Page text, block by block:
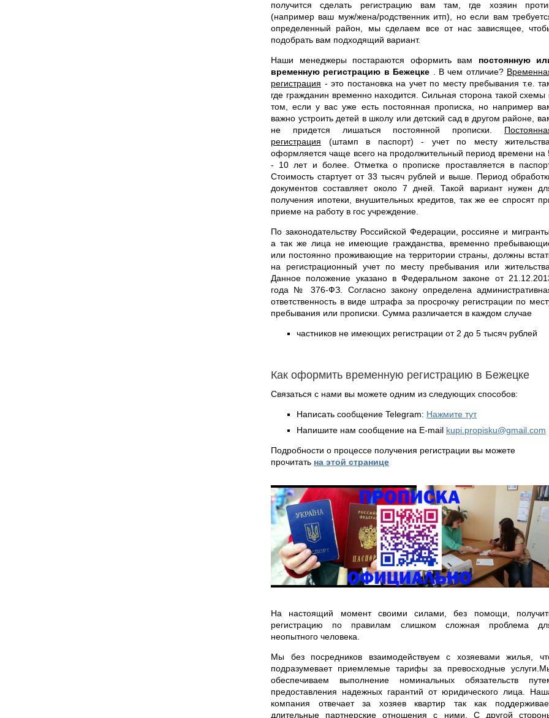
получится сделать регистрацию вам там, где хозяин
(например ваш муж/жена/родственник итп), но если вам
определенный район, мы сделаем все от нас зависящее,
подобрать вам подходящий вариант.
Наши менеджеры постараются оформить вам постоянную
временную регистрацию в Бежецке
. В чем отличие?
регистрация - это постановка на учет по месту пребывания т.е.
где гражданин временно находится. Сильная сторона такой схемы
том, если у вас уже есть постоянная прописка, но например
важно устроить детей в школу или детский сад в другом районе,
не придется лишаться постоянной прописки.
регистрация (штамп в паспорт) - учет по месту жительства,
оформляется чаще всего на продолжительный период времени на
- 10 лет и более. Отметка о прописке проставляется в
Стоимость стартует от 33 тысяч рублей и выше. Период
документов составляет около 7 дней. Такой вариант нужен
получения ипотеки, внушительных кредитов, так же ее спросят
приеме на работу в гос учреждение.
По законодательству Российской Федерации, россияне и
а так же лица не имеющие гражданства, временно
или постоянно проживающие на территории страны, должны
на регистрационный учет по месту пребывания или жительства.
Данное положение указано в Федеральном законе от
года № 376-ФЗ. Согласно закону определена
ответственность в виде штрафа за просрочку регистрации по
пребывания или прописки. Сумма различается в каждом случае
частников не имеющих регистрации от 2 до 5 тысяч рублей
Как оформить временную регистрацию в Бежецке
Связаться с нами вы можете одним из следующих способов:
Написать сообщение Telegram: Нажмите тут
Напишите нам сообщение на E-mail kupi.propisku@gmail.com
Подробности о процессе получения регистрации вы можете
прочитать на этой странице
На настоящий момент своими силами, без помощи,
регистрацию по правилам слишком сложная проблема
неопытного человека.
Мы без посредников взаимодействуем с хозяевами жилья,
подразумевает приемлемые тарифы за превосходные
обеспечиваем выполнение номинальных обязательств
предоставления надежных гарантий от юридического лица.
компания отвечает за хозяев квартир так как
длительные партнерские отношения с ними. С другой